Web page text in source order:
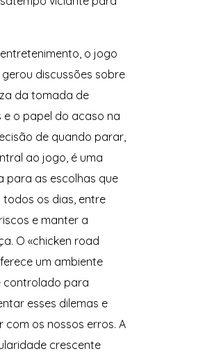
o jogo
discussões sobre
da tomada de
e o papel do acaso na
de quando parar,
ao jogo, é uma
para as escolhas que
todos os dias, entre
e manter a
O «chicken road
um ambiente
controlado para
esses dilemas e
com os nossos erros. A
crescente